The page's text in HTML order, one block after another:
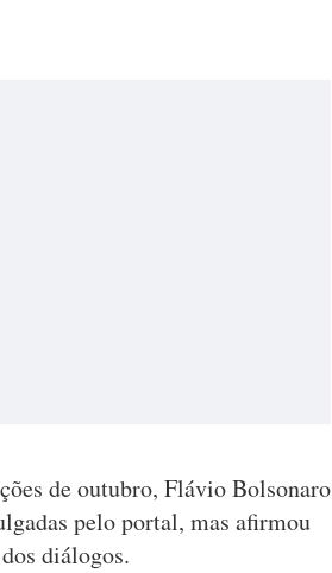
de outubro, Flávio Bolsonaro
pelo portal, mas afirmou
diálogos.